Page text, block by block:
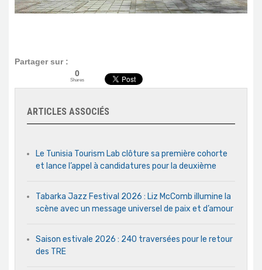
Partager sur :
0
Shares
ARTICLES ASSOCIÉS
Le Tunisia Tourism Lab clôture sa première cohorte
et lance l’appel à candidatures pour la deuxième
Tabarka Jazz Festival 2026 : Liz McComb illumine la
scène avec un message universel de paix et d’amour
Saison estivale 2026 : 240 traversées pour le retour
des TRE